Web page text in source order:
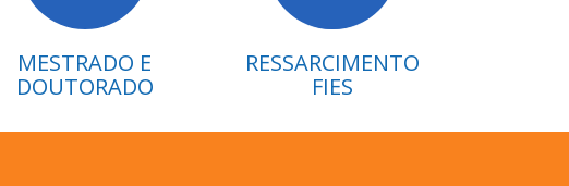
MESTRADO E
DOUTORADO
RESSARCIMENTO
FIES